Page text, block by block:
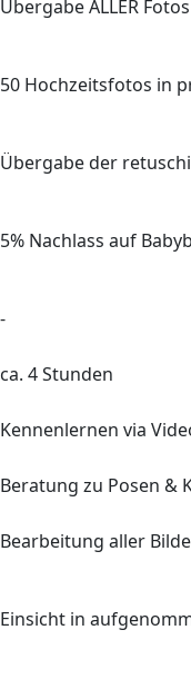
ÜbergabeALLER
50 Hochzeitsfotos in
Übergabe der
5% Nachlass auf
-
ca. 4Stunden
Kennenlernen via
Beratung zu Posen &
Bearbeitung aller
Einsicht in